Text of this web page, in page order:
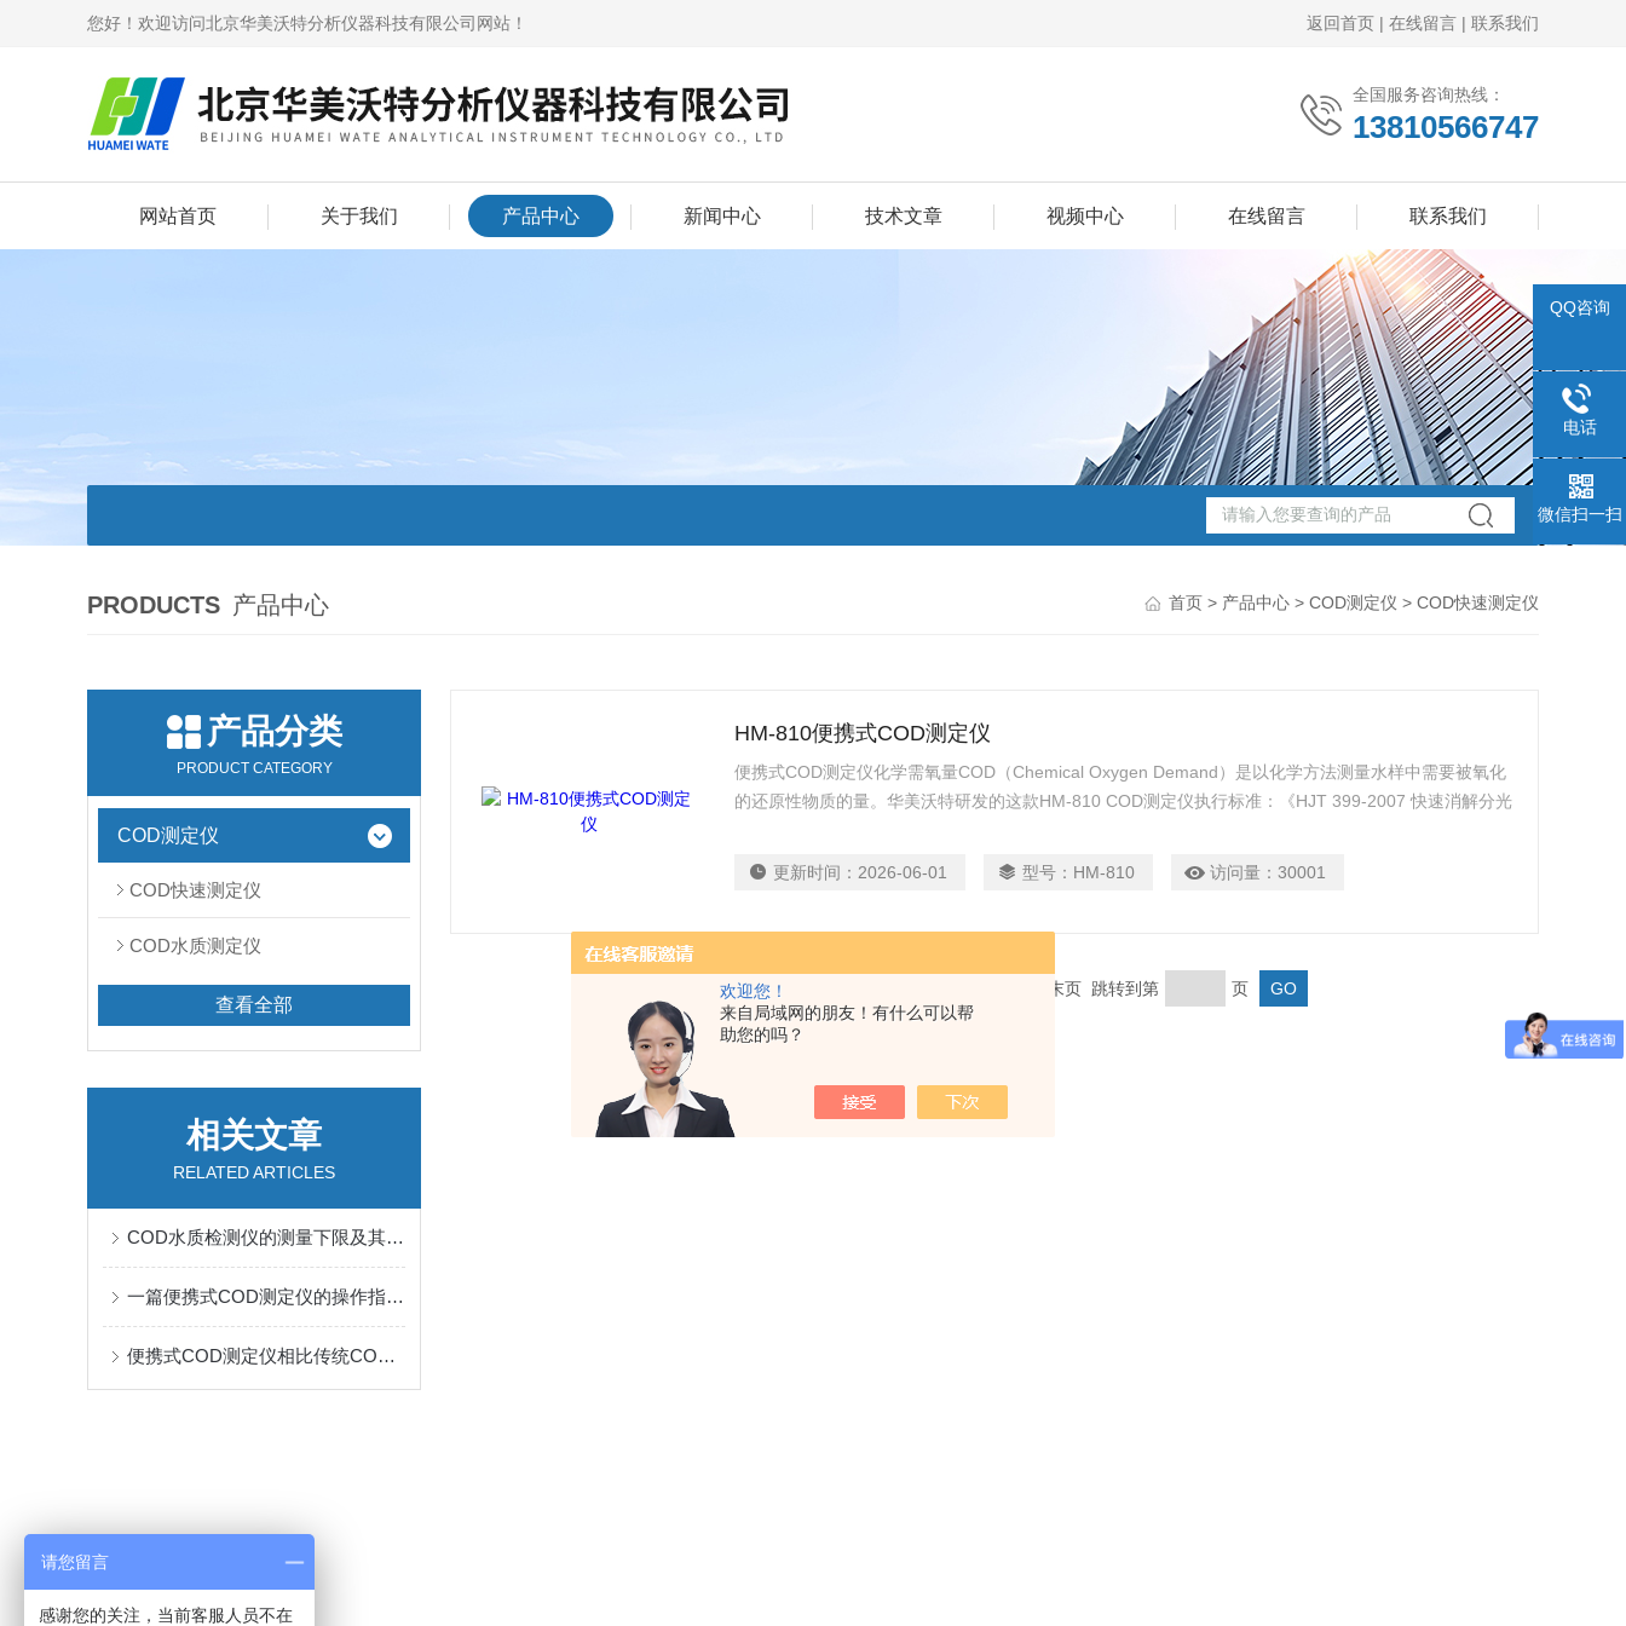
欢迎您！
来自局域网的朋友！有什么可以帮
助您的吗？
您好！欢迎访问北京华美沃特分析仪器科技有限公司网站！ 返回首页 | 在线留言 | 联系我们
全国服务咨询热线：
13810566747
网站首页 关于我们 产品中心 新闻中心 技术文章 视频中心 在线留言 联系我们
PRODUCTS 产品中心 首页 > 产品中心 > COD测定仪 > COD快速测定仪
产品分类
PRODUCT CATEGORY
COD测定仪
COD快速测定仪
COD水质测定仪
查看全部
相关文章
RELATED ARTICLES
COD水质检测仪的测量下限及其重要性
一篇便携式COD测定仪的操作指南分享给您
便携式COD测定仪相比传统COD检测方法，优势更多
HM-810便携式COD测定仪
便携式COD测定仪化学需氧量COD（Chemical Oxygen Demand）是以化学方法测量水样中需要被氧化
的还原性物质的量。华美沃特研发的这款HM-810 COD测定仪执行标准：《HJT 399-2007 快速消解分光
更新时间： 2026-06-01 型号： HM-810 访问量：30001
共 1 条记录，当前 1 / 1 页 首页 上一页 下一页 末页 跳转到第 页
QQ咨询
电话
微信扫一扫
请您留言
感谢您的关注，当前客服人员不在